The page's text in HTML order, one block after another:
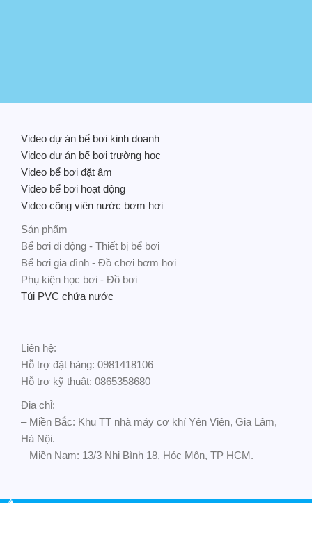
Video dự án bể bơi kinh doanh
Video dự án bể bơi trường học
Video bể bơi đặt âm
Video bể bơi hoạt động
Video công viên nước bơm hơi
Sản phẩm
Bể bơi di động - Thiết bị bể bơi
Bể bơi gia đình - Đồ chơi bơm hơi
Phụ kiện học bơi - Đồ bơi
Túi PVC chứa nước
Liên hệ:
Hỗ trợ đặt hàng: 0981418106
Hỗ trợ kỹ thuật: 0865358680
Địa chỉ:
– Miền Bắc: Khu TT nhà máy cơ khí Yên Viên, Gia Lâm,
Hà Nội.
– Miền Nam: 13/3 Nhị Bình 18, Hóc Môn, TP HCM.